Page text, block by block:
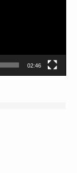
02:46